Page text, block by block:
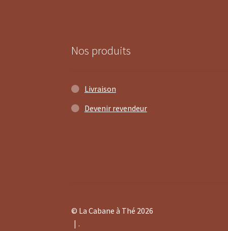
Nos produits
Livraison
Devenir revendeur
© La Cabane à Thé 2026
.